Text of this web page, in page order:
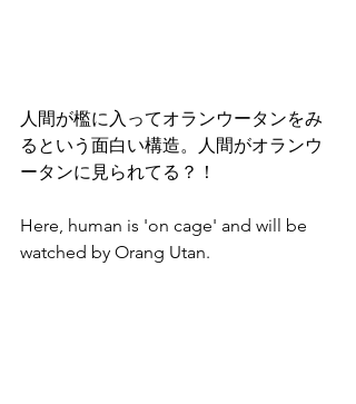
人間が檻に入ってオランウータンをみ
るという面白い構造。人間がオランウ
ータンに見られてる？！
Here, human is 'on cage' and will be
watched by Orang Utan.